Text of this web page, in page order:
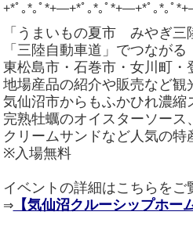
+*ﾟ｡*｡ﾟ*+―+*ﾟ｡*｡ﾟ*+―+*ﾟ｡*｡ﾟ
「うまいもの夏市 みやぎ三
「三陸自動車道」でつながる
東松島市・石巻市・女川町
地場産品の紹介や販売など観
気仙沼市からもふかひれ濃縮
完熟牡蠣のオイスターソース
クリームサンドなど人気の
※入場無料
イベントの詳細はこちらをご
⇒【気仙沼クルーシップホー